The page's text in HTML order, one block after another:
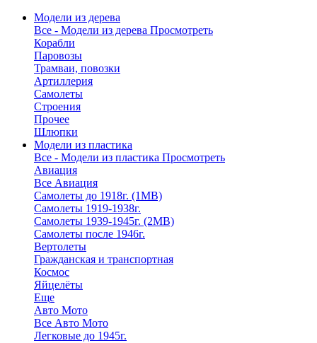
Модели из дерева
Все - Модели из дерева Просмотреть
Корабли
Паровозы
Трамваи, повозки
Артиллерия
Самолеты
Строения
Прочее
Шлюпки
Модели из пластика
Все - Модели из пластика Просмотреть
Авиация
Все Авиация
Самолеты до 1918г. (1МВ)
Самолеты 1919-1938г.
Самолеты 1939-1945г. (2МВ)
Самолеты после 1946г.
Вертолеты
Гражданская и транспортная
Космос
Яйцелёты
Еще
Авто Мото
Все Авто Мото
Легковые до 1945г.